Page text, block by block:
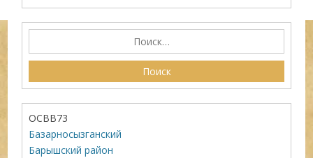
ОСВВ73
Базарносызганский
Барышский район